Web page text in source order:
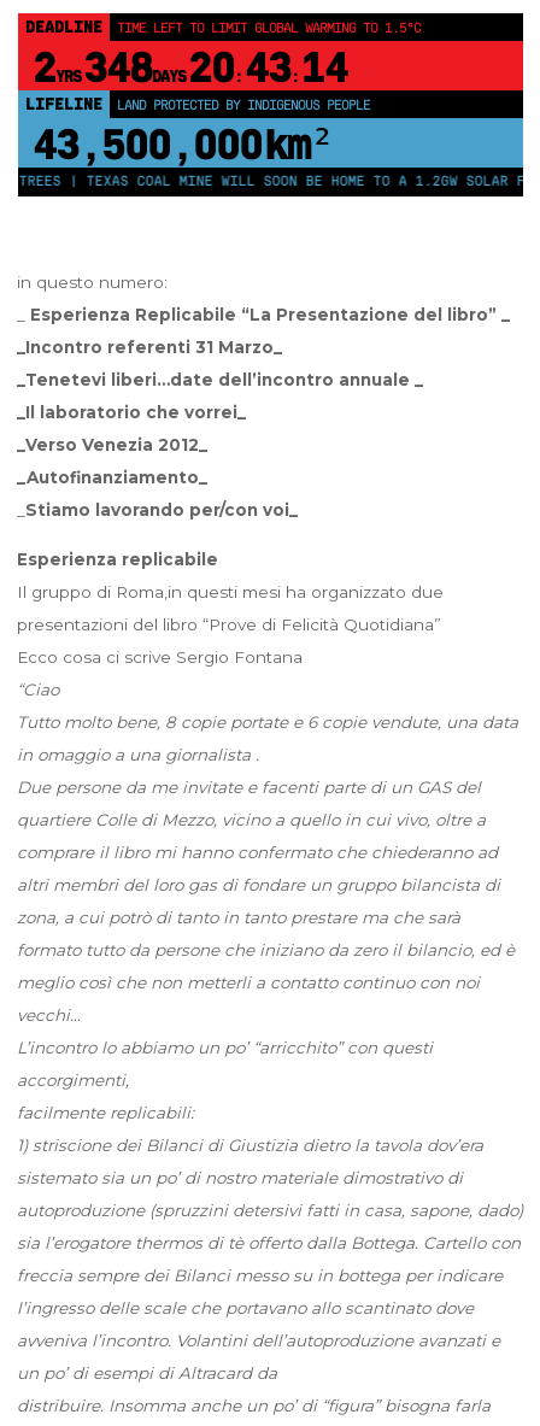
DEADLINE TIME LEFT TO LIMIT GLOBAL WARMING TO 1.5°C
2YRS 348DAYS 20: 43: 14
LIFELINE LAND PROTECTED BY INDIGENOUS PEOPLE
43,500,000km²
| TEXAS COAL MINE WILL SOON BE HOME TO A 1.2GW SOLAR FARM |
in questo numero:
Esperienza Replicabile “La Presentazione del libro” _
_Incontro referenti 31 Marzo_
_Tenetevi liberi…date dell’incontro annuale _
_Il laboratorio che vorrei_
_Verso Venezia 2012_
_Autofinanziamento_
Stiamo lavorando per/con voi_
Esperienza replicabile
Il gruppo di Roma,in questi mesi ha organizzato due
presentazioni del libro “Prove di Felicità Quotidiana”
Ecco cosa ci scrive Sergio Fontana
“Ciao
Tutto molto bene, 8 copie portate e 6 copie vendute, una data
in omaggio a una giornalista .
Due persone da me invitate e facenti parte di un GAS del
quartiere Colle di Mezzo, vicino a quello in cui vivo, oltre a
comprare il libro mi hanno confermato che chiederanno ad
altri membri del loro gas di fondare un gruppo bilancista di
zona, a cui potrò di tanto in tanto prestare ma che sarà
formato tutto da persone che iniziano da zero il bilancio, ed è
meglio così che non metterli a contatto continuo con noi
vecchi…
L’incontro lo abbiamo un po’ “arricchito” con questi
accorgimenti,
facilmente replicabili:
1) striscione dei Bilanci di Giustizia dietro la tavola dov’era
sistemato sia un po’ di nostro materiale dimostrativo di
autoproduzione (spruzzini detersivi fatti in casa, sapone, dado)
sia l’erogatore thermos di tè offerto dalla Bottega. Cartello con
freccia sempre dei Bilanci messo su in bottega per indicare
l’ingresso delle scale che portavano allo scantinato dove
avveniva l’incontro. Volantini dell’autoproduzione avanzati e
un po’ di esempi di Altracard da
distribuire. Insomma anche un po’ di “figura” bisogna farla